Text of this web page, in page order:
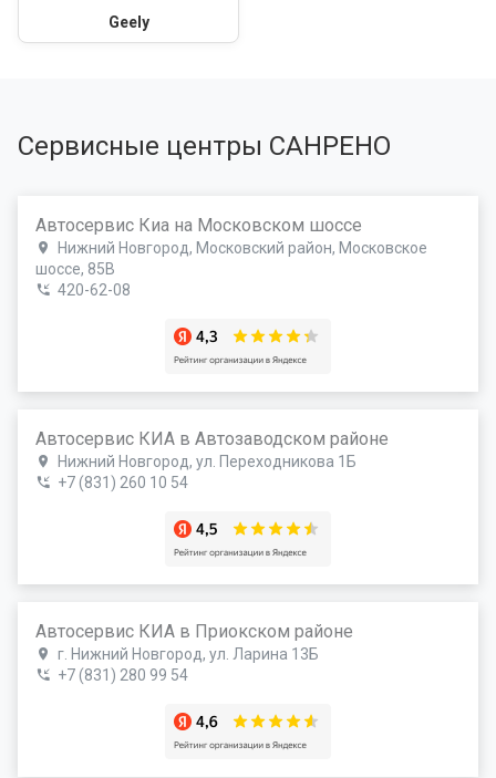
Geely
Сервисные центры САНРЕНО
Автосервис Киа на Московском шоссе
Нижний Новгород, Московский район, Московское
шоссе, 85В
420-62-08
Автосервис КИА в Автозаводском районе
Нижний Новгород, ул. Переходникова 1Б
+7 (831) 260 10 54
Автосервис КИА в Приокском районе
г. Нижний Новгород, ул. Ларина 13Б
+7 (831) 280 99 54